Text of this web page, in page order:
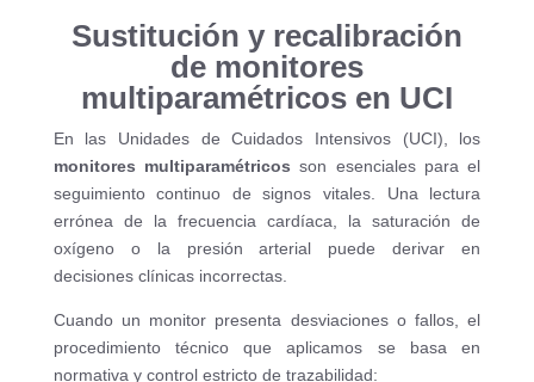
Sustitución y recalibración
de monitores
multiparamétricos en UCI
En las Unidades de Cuidados Intensivos (UCI), los
monitores multiparamétricos son esenciales para el
seguimiento continuo de signos vitales. Una lectura
errónea de la frecuencia cardíaca, la saturación de
oxígeno o la presión arterial puede derivar en
decisiones clínicas incorrectas.
Cuando un monitor presenta desviaciones o fallos, el
procedimiento técnico que aplicamos se basa en
normativa y control estricto de trazabilidad: